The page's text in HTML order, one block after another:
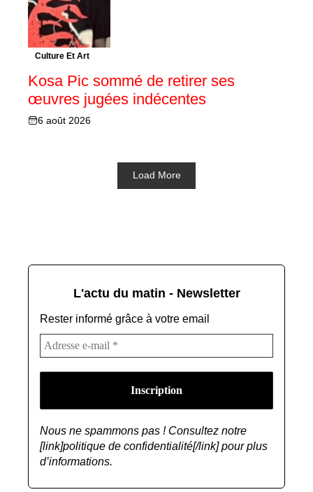
Culture Et Art
Kosa Pic sommé de retirer ses
œuvres jugées indécentes
6 août 2026
Load More
L'actu du matin - Newsletter
Rester informé grâce à votre email
Nous ne spammons pas ! Consultez notre
[link]politique de confidentialité[/link] pour plus
d’informations.